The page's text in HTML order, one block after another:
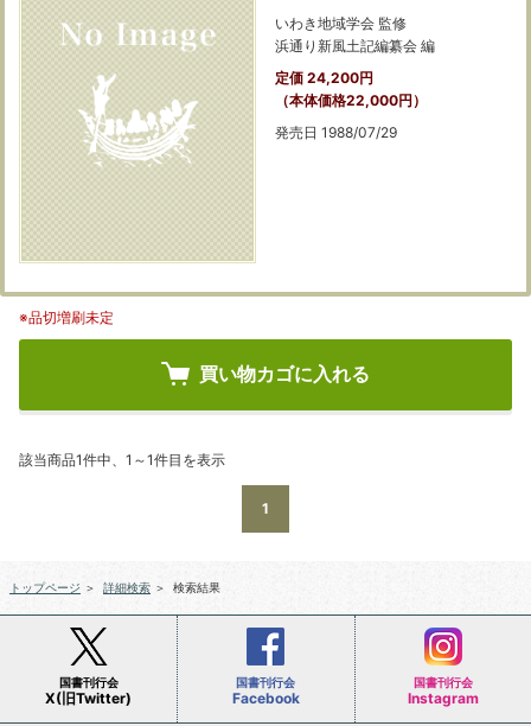
いわき地域学会 監修
浜通り新風土記編纂会 編
定価 24,200円
（本体価格22,000円）
発売日 1988/07/29
※品切増刷未定
買い物カゴに入れる
該当商品1件中、1～1件目を表示
1
トップページ ＞ 詳細検索 ＞ 検索結果
国書刊行会
X(旧Twitter)
国書刊行会
Facebook
国書刊行会
Instagram